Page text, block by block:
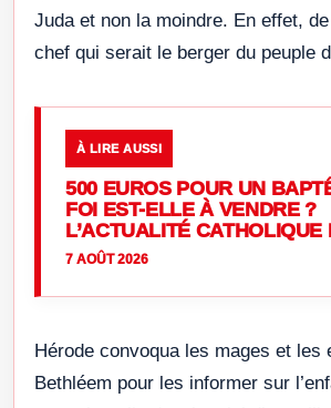
Juda et non la moindre. En effet,
chef qui serait le berger du peuple
À LIRE AUSSI
500 EUROS POUR UN
FOI EST-ELLE À VENDRE ?
L’ACTUALITÉ CATHOLIQUE
7 AOÛT 2026
Hérode convoqua les mages et les
Bethléem pour les informer sur